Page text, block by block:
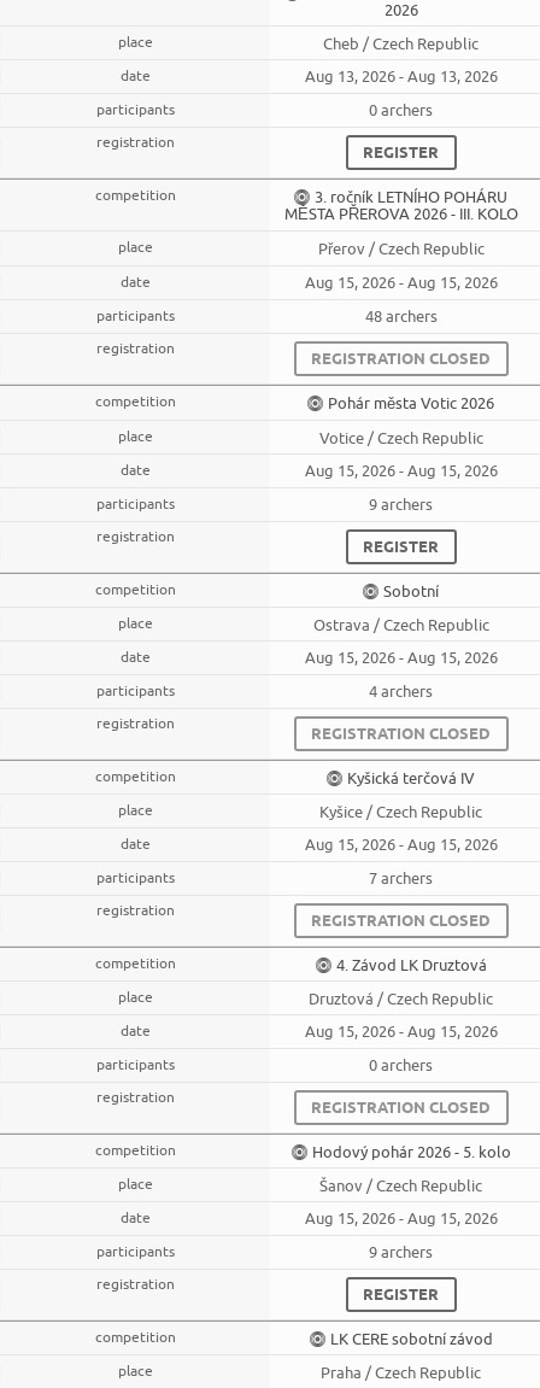
2026
Cheb / Czech Republic
Aug 13, 2026 - Aug 13, 2026
0 archers
REGISTER
3. ročník LETNÍHO POHÁRU
MĚSTA PŘEROVA 2026 - III. KOLO
Přerov / Czech Republic
Aug 15, 2026 - Aug 15, 2026
48 archers
REGISTRATION CLOSED
Pohár města Votic 2026
Votice / Czech Republic
Aug 15, 2026 - Aug 15, 2026
9 archers
REGISTER
Sobotní
Ostrava / Czech Republic
Aug 15, 2026 - Aug 15, 2026
4 archers
REGISTRATION CLOSED
Kyšická terčová IV
Kyšice / Czech Republic
Aug 15, 2026 - Aug 15, 2026
7 archers
REGISTRATION CLOSED
4. Závod LK Druztová
Druztová / Czech Republic
Aug 15, 2026 - Aug 15, 2026
0 archers
REGISTRATION CLOSED
Hodový pohár 2026 - 5. kolo
Šanov / Czech Republic
Aug 15, 2026 - Aug 15, 2026
9 archers
REGISTER
LK CERE sobotní závod
Praha / Czech Republic